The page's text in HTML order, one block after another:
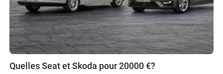
Quelles Seat et Skoda pour 20000 €?